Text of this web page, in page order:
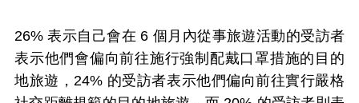
26% 表示自己會在 6 個月內從事旅遊活動的受訪者
表示他們會偏向前往施行強制配戴口罩措施的目的
地旅遊，24% 的受訪者表示他們偏向前往實行嚴格